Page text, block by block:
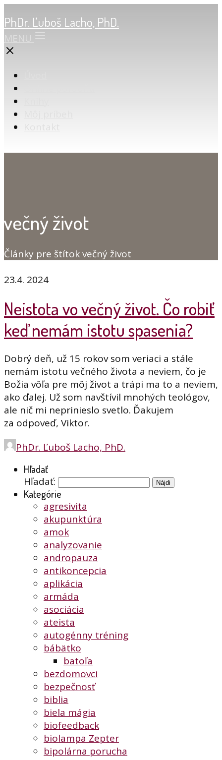
PhDr. Ľuboš Lacho, PhD.
MENU
večný život
Články pre štítok večný život
23.4. 2024
Neistota vo večný život. Čo robiť
keď nemám istotu spasenia?
Dobrý deň, už 15 rokov som veriaci a stále
nemám istotu večného života a neviem, čo je
Božia vôľa pre môj život a trápi ma to a neviem,
ako ďalej. Už som navštívil mnohých teológov,
ale nič mi neprinieslo svetlo. Ďakujem
za odpoveď, Viktor.
PhDr. Ľuboš Lacho, PhD.
Hľadať
Hľadať:
Kategórie
agresivita
akupunktúra
amok
analyzovanie
andropauza
antikoncepcia
aplikácia
armáda
asociácia
ateista
autogénny tréning
bábätko
batoľa
bezdomovci
bezpečnosť
biblia
biela mágia
biofeedback
biolampa Zepter
bipolárna porucha